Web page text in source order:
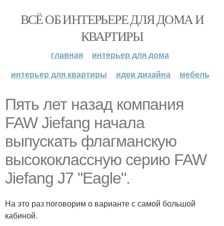
ВСЁ ОБ ИНТЕРЬЕРЕ ДЛЯ ДОМА И
КВАРТИРЫ
главная
интерьер для дома
интерьер для квартиры
идеи дизайна мебель
Пять лет назад компания
FAW Jiefang начала
выпускать флагманскую
высококлассную серию FAW
Jiefang J7 "Eagle".
На это раз поговорим о варианте с самой большой
кабиной.